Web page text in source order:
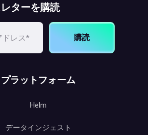
ターを購読
購読
プラットフォーム
Helm
データインジェスト